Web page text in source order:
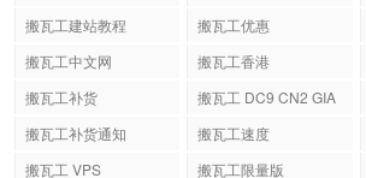
搬瓦工建站教程 搬瓦工优惠
搬瓦工中文网
搬瓦工香港
搬瓦工补货
搬瓦工 DC9 CN2 GIA
搬瓦工补货通知
搬瓦工速度
搬瓦工 VPS
搬瓦工限量版